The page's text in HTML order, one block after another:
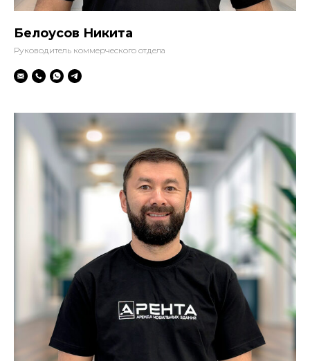
Белоусов Никита
Руководитель коммерческого отдела